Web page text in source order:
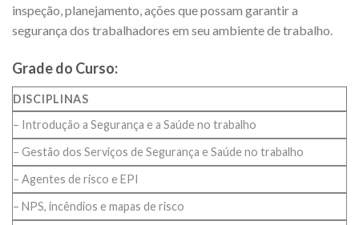
inspeção, planejamento, ações que possam garantir a
segurança dos trabalhadores em seu ambiente de trabalho.
Grade do Curso:
DISCIPLINAS
– Introdução a Segurança e a Saúde no trabalho
– Gestão dos Serviços de Segurança e Saúde no trabalho
– Agentes de risco e EPI
– NPS, incêndios e mapas de risco